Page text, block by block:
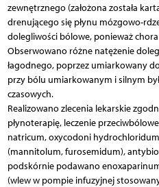
zewnętrznego (założona została
drenującego się płynu mózgowo-
dolegliwości bólowe, ponieważ chora
Obserwowano różne natężenie
łagodnego, poprzez umiarkowany
przy bólu umiarkowanym i silnym
czasowych.
Realizowano zlecenia lekarskie
płynoterapię, leczenie
natricum, oxycodoni
(mannitolum, furosemidum),
podskórnie podawano
(wlew w pompie infuzyjnej